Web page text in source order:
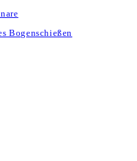
Bogenschießen